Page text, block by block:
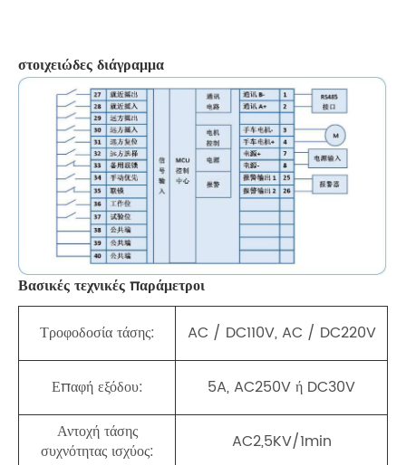
στοιχειώδες διάγραμμα
Βασικές τεχνικές παράμετροι
Τροφοδοσία τάσης:
AC / DC110V, AC / DC220V
Επαφή εξόδου:
5A, AC250V ή DC30V
Αντοχή τάσης
συχνότητας ισχύος:
AC2,5KV/1min